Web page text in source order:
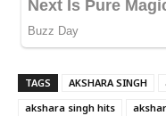
TAGS AKSHARA SINGH
akshara singh hits